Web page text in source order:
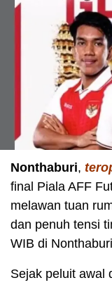
Nonthaburi,
final Piala AFF
melawan tuan
dan penuh tensi
WIB di
Sejak peluit awal